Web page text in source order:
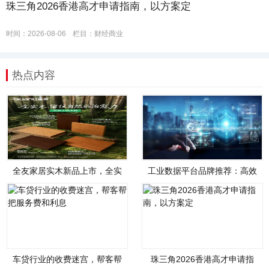
珠三角2026香港高才申请指南，以方案定
时间：2026-08-06 栏目： 财经商业
热点内容
全友家居实木新品上市，全实
工业数据平台品牌推荐：高效
车贷行业的收费迷宫，帮客帮 珠三角2026香港高才申请指